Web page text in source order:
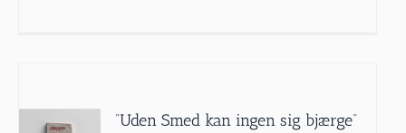
”Uden Smed kan ingen sig bjærge”